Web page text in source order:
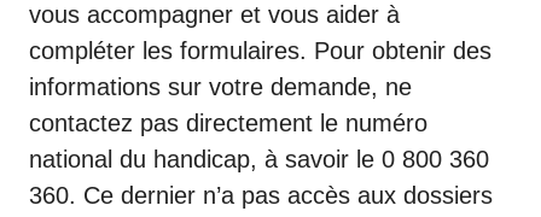
vous accompagner et vous aider à
compléter les formulaires. Pour obtenir des
informations sur votre demande, ne
contactez pas directement le numéro
national du handicap, à savoir le 0 800 360
360. Ce dernier n’a pas accès aux dossiers